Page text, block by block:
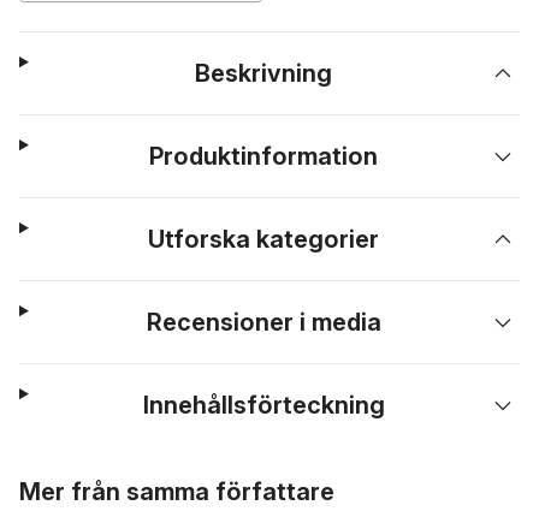
Beskrivning
Produktinformation
Utforska kategorier
Recensioner i media
Innehållsförteckning
Mer från samma författare